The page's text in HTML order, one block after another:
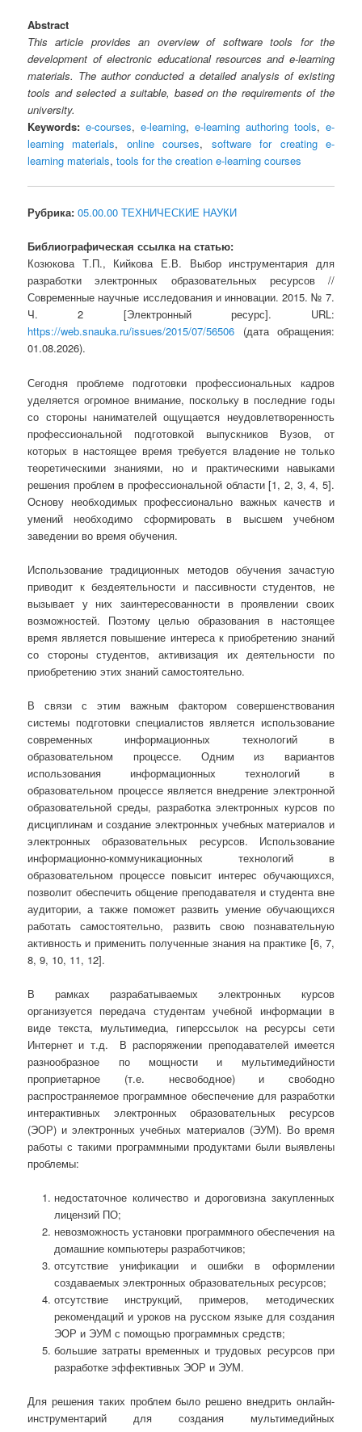
Abstract
This article provides an overview of software tools for the
development of electronic educational resources and e-learning
materials. The author conducted a detailed analysis of existing
tools and selected a suitable, based on the requirements of the
university.
Keywords: e-courses,e-learning, e-learning authoring tools, e-
learning materials, online courses, software for creating e-
learning materials,tools for the creation e-learning courses
Рубрика: 05.00.00 ТЕХНИЧЕСКИЕ НАУКИ
Библиографическая ссылка на статью:
Козюкова Т.П., Кийкова Е.В. Выбор инструментария для
разработки электронных образовательных ресурсов //
Современные научные исследования и инновации. 2015. № 7.
Ч. 2 [Электронный ресурс]. URL:
https://web.snauka.ru/issues/2015/07/56506 (дата обращения:
01.08.2026).
Сегодня проблеме подготовки профессиональных кадров
уделяется огромное внимание, поскольку в последние годы
со стороны нанимателей ощущается неудовлетворенность
профессиональной подготовкой выпускников Вузов, от
которых в настоящее время требуется владение не только
теоретическими знаниями, но и практическими навыками
решения проблем в профессиональной области [1, 2, 3, 4, 5].
Основу необходимых профессионально важных качеств и
умений необходимо сформировать в высшем учебном
заведении во время обучения.
Использование традиционных методов обучения зачастую
приводит к бездеятельности и пассивности студентов, не
вызывает у них заинтересованности в проявлении своих
возможностей. Поэтому целью образования в настоящее
время является повышение интереса к приобретению знаний
со стороны студентов, активизация их деятельности по
приобретению этих знаний самостоятельно.
В связи с этим важным фактором совершенствования
системы подготовки специалистов является использование
современных информационных технологий в
образовательном процессе. Одним из вариантов
использования информационных технологий в
образовательном процессе является внедрение электронной
образовательной среды, разработка электронных курсов по
дисциплинам и создание электронных учебных материалов и
электронных образовательных ресурсов. Использование
информационно-коммуникационных технологий в
образовательном процессе повысит интерес обучающихся,
позволит обеспечить общение преподавателя и студента вне
аудитории, а также поможет развить умение обучающихся
работать самостоятельно, развить свою познавательную
активность и применить полученные знания на практике [6, 7,
8, 9, 10, 11, 12].
В рамках разрабатываемых электронных курсов
организуется передача студентам учебной информации в
виде текста, мультимедиа, гиперссылок на ресурсы сети
Интернет и т.д. В распоряжении преподавателей имеется
разнообразное по мощности и мультимедийности
проприетарное (т.е. несвободное) и свободно
распространяемое программное обеспечение для разработки
интерактивных электронных образовательных ресурсов
(ЭОР) и электронных учебных материалов (ЭУМ). Во время
работы с такими программными продуктами были выявлены
проблемы:
недостаточное количество и дороговизна закупленных
лицензий ПО;
невозможность установки программного обеспечения на
домашние компьютеры разработчиков;
отсутствие унификации и ошибки в оформлении
создаваемых электронных образовательных ресурсов;
отсутствие инструкций, примеров, методических
рекомендаций и уроков на русском языке для создания
ЭОР и ЭУМ с помощью программных средств;
большие затраты временных и трудовых ресурсов при
разработке эффективных ЭОР и ЭУМ.
Для решения таких проблем было решено внедрить онлайн-
инструментарий для создания мультимедийных